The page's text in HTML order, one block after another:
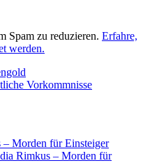
Spam zu reduzieren. Erfahre,
werden.
Vorkommnisse
Morden für Einsteiger
Rimkus – Morden für